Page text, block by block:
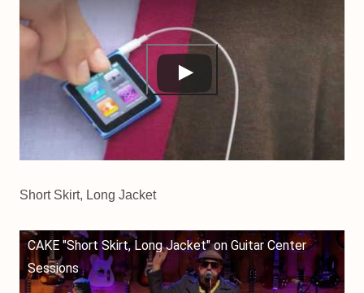
Short Skirt, Long Jacket
CAKE "Short Skirt, Long Jacket" on Guitar Center
Sessions